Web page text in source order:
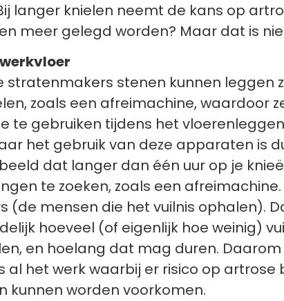
langer knielen neemt de kans op
meer gelegd worden? Maar dat is
stenen kunnen leggen
zoals een afreimachine, waardoor
te gebruiken tijdens het
het gebruik van deze apparaten is
dat langer dan één uur op je
te zoeken, zoals een
mensen die het vuilnis ophalen).
hoeveel (of eigenlijk hoe weinig)
en hoelang dat mag duren.
al het werk waarbij er risico op
kunnen worden voorkomen.